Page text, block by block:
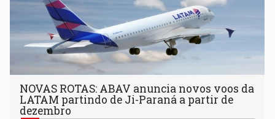
NOVAS ROTAS: ABAV anuncia novos voos da
LATAM partindo de Ji-Paraná a partir de
dezembro